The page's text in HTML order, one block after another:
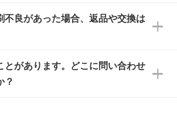
像や、手書きのイラスト、写真
適したベクターデータに変換し
ータを1色に変換してほしい
ク、ネイビーなど濃色の場合は
印刷色をおすすめしておりま
ラルなど淡色の場合、印刷をく
せたいときは濃い印刷色が、柔
したいときは淡い印刷色が映え
10:00～18:00で、土日祝日はお
。注文・見積・お問い合わせ
たします。
不良があった場合、返品や交換は
いたしますが、至急担当スタッ
ださい。商品の状況を確認し、
とがあります。どこに問い合わせ
？